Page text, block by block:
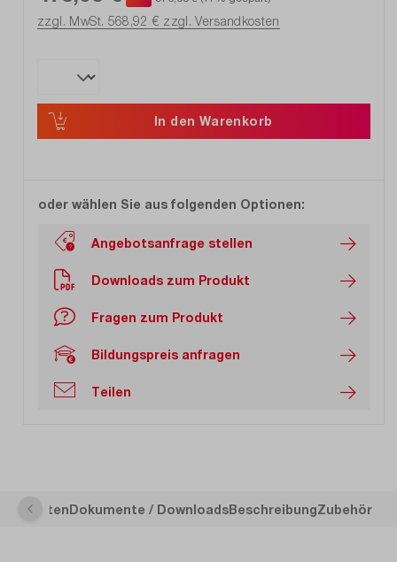
zzgl. MwSt. 568,92 € zzgl. Versandkosten
In den Warenkorb
oder wählen Sie aus folgenden Optionen:
Angebotsanfrage stellen
Downloads zum Produkt
Fragen zum Produkt
Bildungspreis anfragen
Teilen
DatenDokumente / DownloadsBeschreibungZubehör